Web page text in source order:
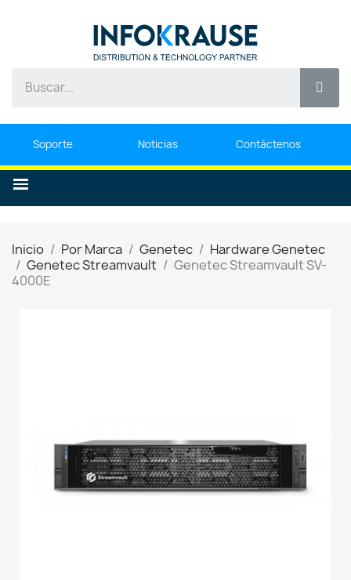
Soporte Noticias Contáctenos
Inicio Por Marca Genetec
Hardware Genetec
Genetec Streamvault
Genetec Streamvault SV-
4000E